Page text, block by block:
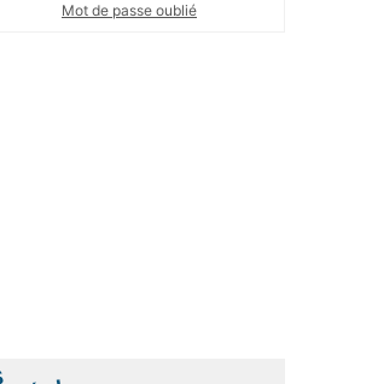
Mot de passe oublié